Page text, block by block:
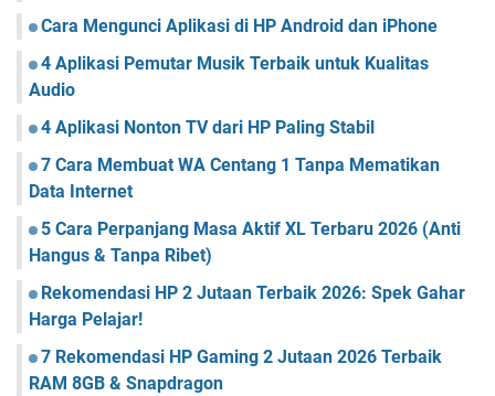
Cara Mengunci Aplikasi di HP Android dan iPhone
4 Aplikasi Pemutar Musik Terbaik untuk Kualitas
Audio
4 Aplikasi Nonton TV dari HP Paling Stabil
7 Cara Membuat WA Centang 1 Tanpa Mematikan
Data Internet
5 Cara Perpanjang Masa Aktif XL Terbaru 2026 (Anti
Hangus & Tanpa Ribet)
Rekomendasi HP 2 Jutaan Terbaik 2026: Spek Gahar
Harga Pelajar!
7 Rekomendasi HP Gaming 2 Jutaan 2026 Terbaik
RAM 8GB & Snapdragon